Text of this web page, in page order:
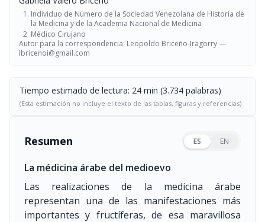
Individuo de Número de la Sociedad Venezolana de Historia de
la Medicina y de la Academia Nacional de Medicina
Médico Cirujano
Autor para la correspondencia: Leopoldo Briceño-Iragorry —
lbricenoi@gmail.com
Tiempo estimado de lectura: 24 min (3.734 palabras)
(Esta estimación no incluye el texto de las tablas, figuras y referencias)
Resumen ES EN
La médicina árabe del medioevo
Las realizaciones de la medicina árabe
representan una de las manifestaciones más
importantes y fructíferas, de esa maravillosa